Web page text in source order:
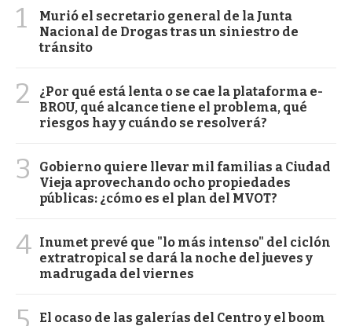
1
Murió el secretario general de la Junta
Nacional de Drogas tras un siniestro de
tránsito
2
¿Por qué está lenta o se cae la plataforma e-
BROU, qué alcance tiene el problema, qué
riesgos hay y cuándo se resolverá?
3
Gobierno quiere llevar mil familias a Ciudad
Vieja aprovechando ocho propiedades
públicas: ¿cómo es el plan del MVOT?
4 Inumet prevé que "lo más intenso" del ciclón
extratropical se dará la noche del jueves y
madrugada del viernes
El ocaso de las galerías del Centro y el boom